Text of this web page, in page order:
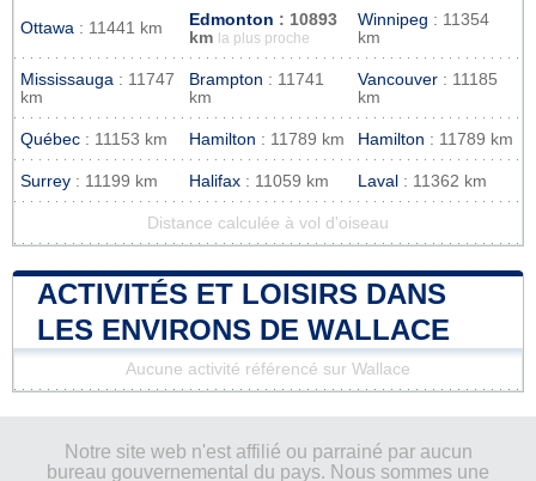
Ottawa : 11441 km Edmonton : 10893
km
la plus proche
Winnipeg : 11354
km
Mississauga : 11747
km
Brampton : 11741
km
Vancouver : 11185
km
Québec : 11153 km Hamilton : 11789 km Hamilton : 11789 km
Surrey : 11199 km Halifax : 11059 km Laval : 11362 km
Distance calculée à vol d'oiseau
ACTIVITÉS ET LOISIRS DANS
LES ENVIRONS DE WALLACE
Aucune activité référencé sur Wallace
Notre site web n'est affilié ou parrainé par aucun
bureau gouvernemental du pays. Nous sommes une